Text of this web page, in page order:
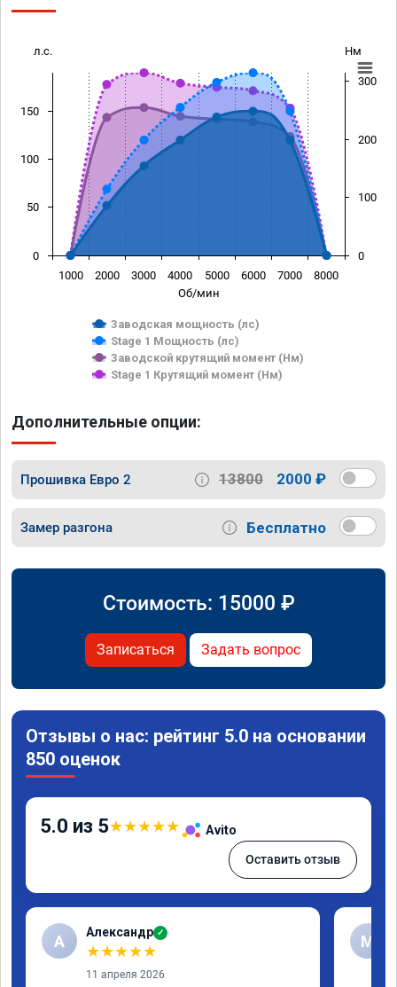
Об/мин
л.с. Нм
Заводская мощность (лс)
Stage 1 Мощность (лс)
Заводской крутящий момент (Нм)
Stage 1 Крутящий момент (Нм)
1000 2000 3000 4000 5000 6000 7000 8000
0
50
100
150
0
100
200
300
Дополнительные опции:
Прошивка Евро 2 13800 2000 ₽
Замер разгона Бесплатно
Стоимость: 15000 ₽
Записаться Задать вопрос
Отзывы о нас: рейтинг 5.0 на основании
850 оценок
5.0 из 5★★★★★ Avito
Оставить отзыв
А Александр ✓
★★★★★
11 апреля 2026
М